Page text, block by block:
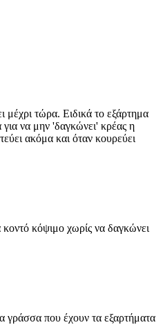
τώρα. Ειδικά το εξάρτημα
να μην 'δαγκώνει' κρέας η
ακόμα και όταν κουρεύει
κόψιμο χωρίς να δαγκώνει
γράσσα που έχουν τα εξαρτήματα